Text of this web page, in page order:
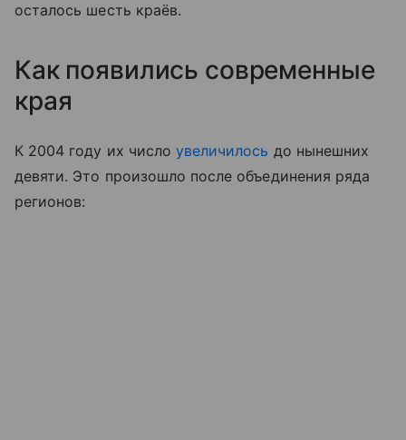
осталось шесть краёв.
Как появились современные
края
К 2004 году их числоувеличилось до нынешних
девяти. Это произошло после объединения ряда
регионов: